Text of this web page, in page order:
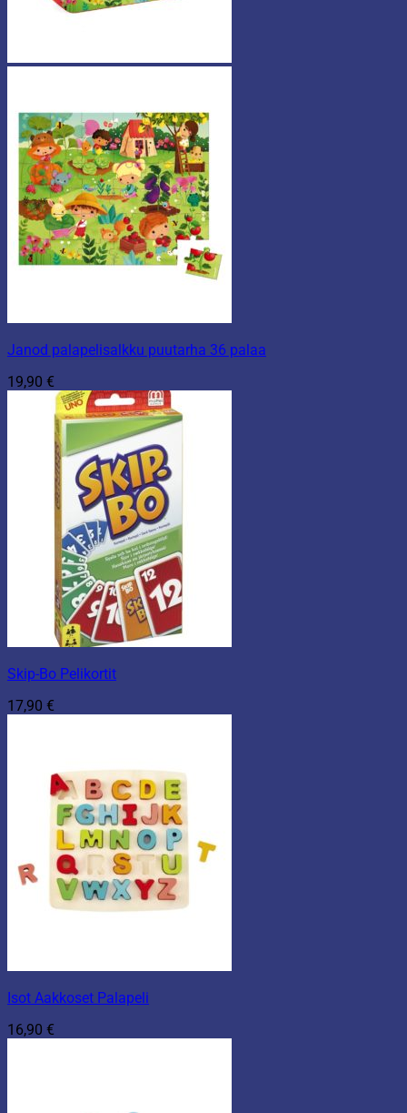
Janod palapelisalkku puutarha 36 palaa
19,90 €
Skip-Bo Pelikortit
17,90 €
Isot Aakkoset Palapeli
16,90 €